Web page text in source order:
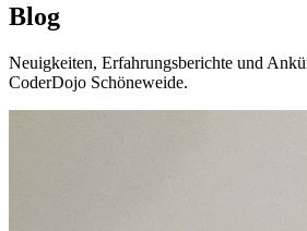
Blog
Neuigkeiten, Erfahrungsberichte und
CoderDojo Schöneweide.